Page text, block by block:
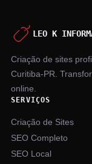
LEO K
Criação de sites
Curitiba-PR.
online.
SERVIÇOS
Criação de Sites
SEO Completo
SEO Local